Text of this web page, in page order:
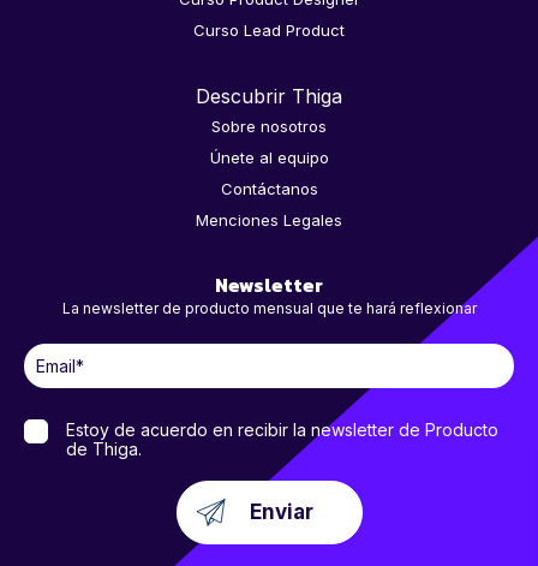
Curso Lead Product
Descubrir Thiga
Sobre nosotros
Únete al equipo
Contáctanos
Menciones Legales
Newsletter
La newsletter de producto mensual que te hará reflexionar
Estoy de acuerdo en recibir la newsletter de Producto
de Thiga.